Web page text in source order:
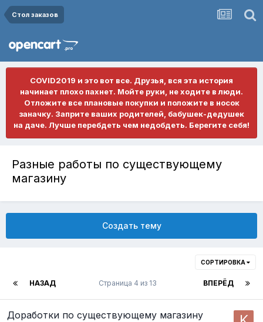
Стол заказов
COVID2019 и это вот все. Друзья, вся эта история
начинает плохо пахнет. Мойте руки, не ходите в люди.
Отложите все плановые покупки и положите в носок
заначку. Заприте ваших родителей, бабушек-дедушек
на даче. Лучше перебдеть чем недобдеть. Берегите себя!
Разные работы по существующему
магазину
Создать тему
СОРТИРОВКА
НАЗАД ВПЕРЁД
Страница 4 из 13
Доработки по существующему магазину